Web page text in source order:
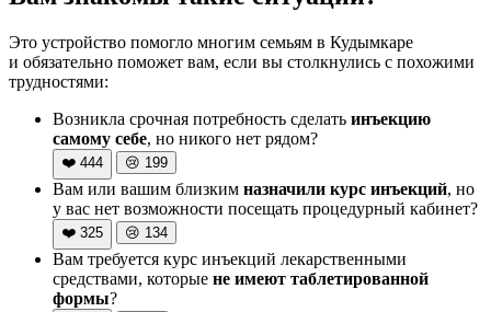
Это устройство помогло многим семьям в Кудымкаре
и обязательно поможет вам, если вы столкнулись с похожими
трудностями:
Возникла срочная потребность сделать инъекцию
самому себе, но никого нет рядом?
❤️ 444 😢 199
Вам или вашим близким назначили курс инъекций, но
у вас нет возможности посещать процедурный кабинет?
❤️ 325 😢 134
Вам требуется курс инъекций лекарственными
средствами, которые не имеют таблетированной
формы?